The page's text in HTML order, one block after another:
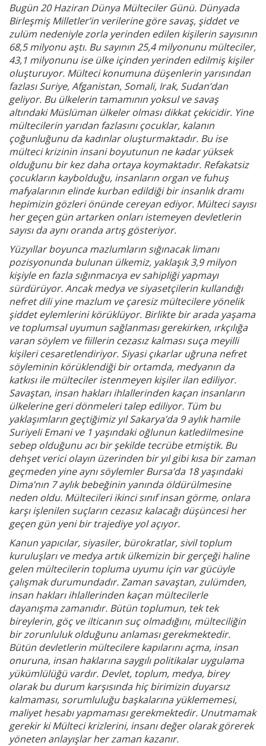
Bugün 20 Haziran Dünya Mülteciler Günü. Dünyada
Birleşmiş Milletler’in verilerine göre savaş, şiddet ve
zulüm nedeniyle zorla yerinden edilen kişilerin sayısının
68,5 milyonu aştı. Bu sayının 25,4 milyonunu mülteciler,
43,1 milyonunu ise ülke içinden yerinden edilmiş kişiler
oluşturuyor. Mülteci konumuna düşenlerin yarısından
fazlası Suriye, Afganistan, Somali, Irak, Sudan’dan
geliyor. Bu ülkelerin tamamının yoksul ve savaş
altındaki Müslüman ülkeler olması dikkat çekicidir. Yine
mültecilerin yarıdan fazlasını çocuklar, kalanın
çoğunluğunu da kadınlar oluşturmaktadır. Bu ise
mülteci krizinin insani boyutunun ne kadar yüksek
olduğunu bir kez daha ortaya koymaktadır. Refakatsiz
çocukların kaybolduğu, insanların organ ve fuhuş
mafyalarının elinde kurban edildiği bir insanlık dramı
hepimizin gözleri önünde cereyan ediyor. Mülteci sayısı
her geçen gün artarken onları istemeyen devletlerin
sayısı da aynı oranda artış gösteriyor.
Yüzyıllar boyunca mazlumların sığınacak limanı
pozisyonunda bulunan ülkemiz, yaklaşık 3,9 milyon
kişiyle en fazla sığınmacıya ev sahipliği yapmayı
sürdürüyor. Ancak medya ve siyasetçilerin kullandığı
nefret dili yine mazlum ve çaresiz mültecilere yönelik
şiddet eylemlerini körüklüyor. Birlikte bir arada yaşama
ve toplumsal uyumun sağlanması gerekirken, ırkçılığa
varan söylem ve fiillerin cezasız kalması suça meyilli
kişileri cesaretlendiriyor. Siyasi çıkarlar uğruna nefret
söyleminin körüklendiği bir ortamda, medyanın da
katkısı ile mülteciler istenmeyen kişiler ilan ediliyor.
Savaştan, insan hakları ihlallerinden kaçan insanların
ülkelerine geri dönmeleri talep ediliyor. Tüm bu
yaklaşımların geçtiğimiz yıl Sakarya’da 9 aylık hamile
Suriyeli Emani ve 1 yaşındaki oğlunun katledilmesine
sebep olduğunu acı bir şekilde tecrübe etmiştik. Bu
dehşet verici olayın üzerinden bir yıl gibi kısa bir zaman
geçmeden yine aynı söylemler Bursa’da 18 yaşındaki
Dima’nın 7 aylık bebeğinin yanında öldürülmesine
neden oldu. Mültecileri ikinci sınıf insan görme, onlara
karşı işlenilen suçların cezasız kalacağı düşüncesi her
geçen gün yeni bir trajediye yol açıyor.
Kanun yapıcılar, siyasiler, bürokratlar, sivil toplum
kuruluşları ve medya artık ülkemizin bir gerçeği haline
gelen mültecilerin topluma uyumu için var gücüyle
çalışmak durumundadır. Zaman savaştan, zulümden,
insan hakları ihlallerinden kaçan mültecilerle
dayanışma zamanıdır. Bütün toplumun, tek tek
bireylerin, göç ve ilticanın suç olmadığını, mülteciliğin
bir zorunluluk olduğunu anlaması gerekmektedir.
Bütün devletlerin mültecilere kapılarını açma, insan
onuruna, insan haklarına saygılı politikalar uygulama
yükümlülüğü vardır. Devlet, toplum, medya, birey
olarak bu durum karşısında hiç birimizin duyarsız
kalmaması, sorumluluğu başkalarına yüklememesi,
maliyet hesabı yapmaması gerekmektedir. Unutmamak
gerekir ki Mülteci krizlerini, insanı değer olarak görerek
yöneten anlayışlar her zaman kazanır.